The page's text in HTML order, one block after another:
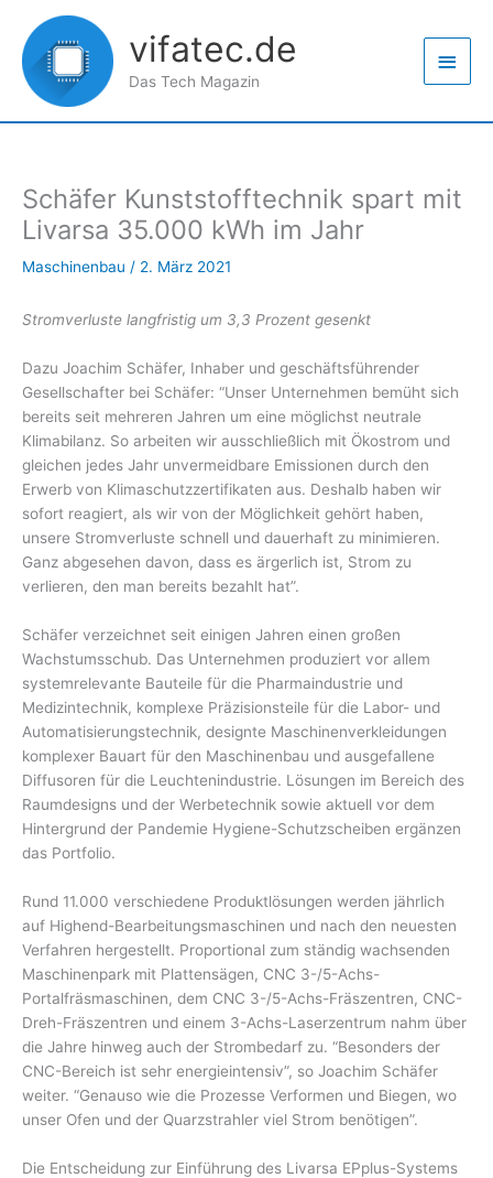
Inhalt
springen
vifatec.de
Das Tech Magazin
Schäfer Kunststofftechnik spart mit
Livarsa 35.000 kWh im Jahr
Maschinenbau / 2. März 2021
Stromverluste langfristig um 3,3 Prozent gesenkt
Dazu Joachim Schäfer, Inhaber und geschäftsführender
Gesellschafter bei Schäfer: “Unser Unternehmen bemüht sich
bereits seit mehreren Jahren um eine möglichst neutrale
Klimabilanz. So arbeiten wir ausschließlich mit Ökostrom und
gleichen jedes Jahr unvermeidbare Emissionen durch den
Erwerb von Klimaschutzzertifikaten aus. Deshalb haben wir
sofort reagiert, als wir von der Möglichkeit gehört haben,
unsere Stromverluste schnell und dauerhaft zu minimieren.
Ganz abgesehen davon, dass es ärgerlich ist, Strom zu
verlieren, den man bereits bezahlt hat”.
Schäfer verzeichnet seit einigen Jahren einen großen
Wachstumsschub. Das Unternehmen produziert vor allem
systemrelevante Bauteile für die Pharmaindustrie und
Medizintechnik, komplexe Präzisionsteile für die Labor- und
Automatisierungstechnik, designte Maschinenverkleidungen
komplexer Bauart für den Maschinenbau und ausgefallene
Diffusoren für die Leuchtenindustrie. Lösungen im Bereich des
Raumdesigns und der Werbetechnik sowie aktuell vor dem
Hintergrund der Pandemie Hygiene-Schutzscheiben ergänzen
das Portfolio.
Rund 11.000 verschiedene Produktlösungen werden jährlich
auf Highend-Bearbeitungsmaschinen und nach den neuesten
Verfahren hergestellt. Proportional zum ständig wachsenden
Maschinenpark mit Plattensägen, CNC 3-/5-Achs-
Portalfräsmaschinen, dem CNC 3-/5-Achs-Fräszentren, CNC-
Dreh-Fräszentren und einem 3-Achs-Laserzentrum nahm über
die Jahre hinweg auch der Strombedarf zu. “Besonders der
CNC-Bereich ist sehr energieintensiv”, so Joachim Schäfer
weiter. “Genauso wie die Prozesse Verformen und Biegen, wo
unser Ofen und der Quarzstrahler viel Strom benötigen”.
Die Entscheidung zur Einführung des Livarsa EPplus-Systems